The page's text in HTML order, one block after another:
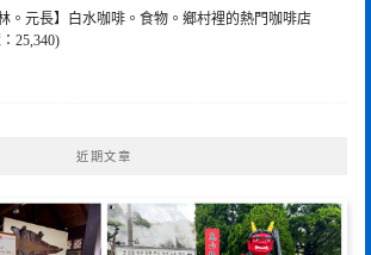
林。元長】白水咖啡。食物。鄉村裡的熱門咖啡店
25,340)
近期文章